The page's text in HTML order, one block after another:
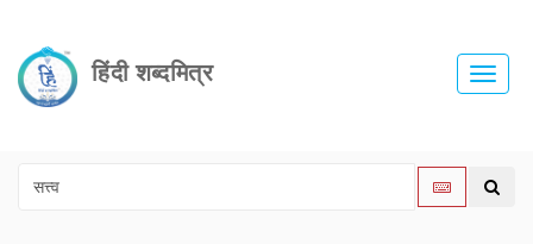
हिंदी शब्दमित्र